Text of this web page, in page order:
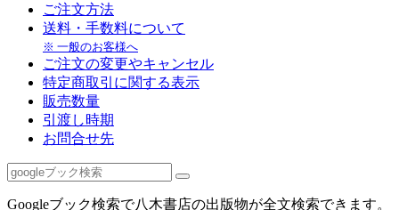
ご注文方法
送料・手数料について
※ 一般のお客様へ
ご注文の変更やキャンセル
特定商取引に関する表示
販売数量
引渡し時期
お問合せ先
Googleブック検索で八木書店の出版物が全文検索できます。